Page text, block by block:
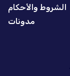
الشروط والأحكام
مدونات